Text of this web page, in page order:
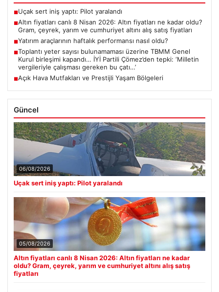
■Uçak sert iniş yaptı: Pilot yaralandı
■Altın fiyatları canlı 8 Nisan 2026: Altın fiyatları ne kadar oldu?
Gram, çeyrek, yarım ve cumhuriyet altını alış satış fiyatları
■Yatırım araçlarının haftalık performansı nasıl oldu?
■Toplantı yeter sayısı bulunamaması üzerine TBMM Genel
Kurul birleşimi kapandı… İYİ Partili Çömez’den tepki: ‘Milletin
vergileriyle çalışması gereken bu çatı…’
■Açık Hava Mutfakları ve Prestijli Yaşam Bölgeleri
Güncel
06/08/2026
Uçak sert iniş yaptı: Pilot yaralandı
05/08/2026
Altın fiyatları canlı 8 Nisan 2026: Altın fiyatları ne kadar
oldu? Gram, çeyrek, yarım ve cumhuriyet altını alış satış
fiyatları